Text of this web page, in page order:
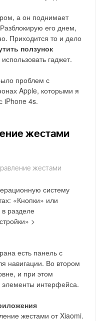
а он поднимает
его днем,
Приходится то и дело
ползунок
гаджет.
проблем с
Apple, которыми я
iPhone 4s.
жестами
жестами
систему
«Кнопки» или
разделе
>
есть панель с
навигации. Во втором
и при этом
элементы интерфейса.
жестами от Xiaomi.